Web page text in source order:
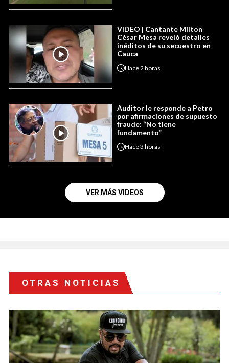
VIDEO | Cantante Milton
César Mesa reveló detalles
inéditos de su secuestro en
Cauca
Hace2 horas
Auditor le responde a Petro
por afirmaciones de supuesto
fraude: “No tiene
fundamento”
Hace3 horas
VER MÁS VIDEOS
OTRAS NOTICIAS